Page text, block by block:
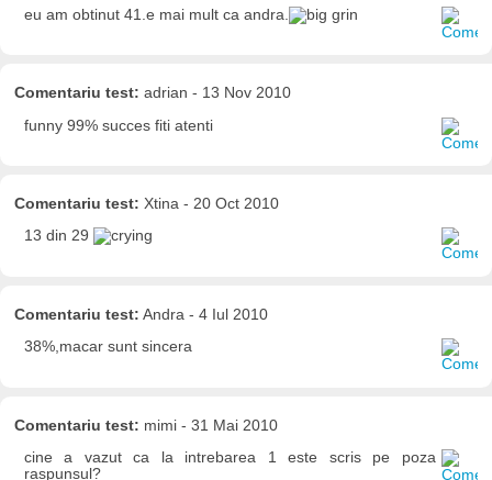
eu am obtinut 41.e mai mult ca andra.
Comentariu test: adrian - 13 Nov 2010
funny 99% succes fiti atenti
Comentariu test: Xtina - 20 Oct 2010
13 din 29
Comentariu test: Andra - 4 Iul 2010
38%,macar sunt sincera
Comentariu test: mimi - 31 Mai 2010
cine a vazut ca la intrebarea 1 este scris pe poza
raspunsul?